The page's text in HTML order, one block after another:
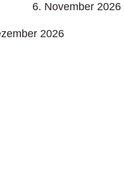
6. November 2026
2026